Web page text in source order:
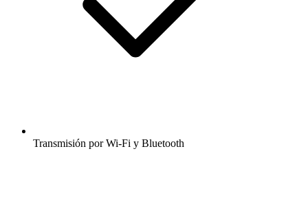
Transmisión por Wi-Fi y Bluetooth